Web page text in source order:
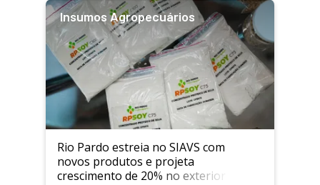
Insumos Agropecuários
Rio Pardo estreia no SIAVS com
novos produtos e projeta
crescimento de 20% no exterior